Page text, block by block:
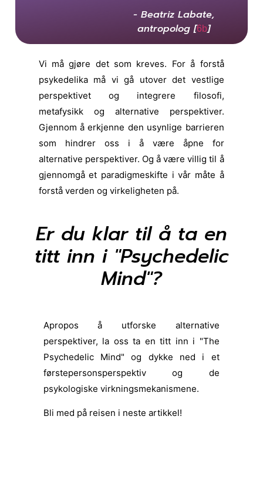
- Beatriz Labate,
antropolog [6b]
Vi må gjøre det som kreves. For å forstå
psykedelika må vi gå utover det vestlige
perspektivet og integrere filosofi,
metafysikk og alternative perspektiver.
Gjennom å erkjenne den usynlige barrieren
som hindrer oss i å være åpne for
alternative perspektiver. Og å være villig til å
gjennomgå et paradigmeskifte i vår måte å
forstå verden og virkeligheten på.
Er du klar til å ta en
titt inn i "Psychedelic
Mind"?
Apropos å utforske alternative
perspektiver, la oss ta en titt inn i "The
Psychedelic Mind" og dykke ned i et
førstepersonsperspektiv og de
psykologiske virkningsmekanismene.
Bli med på reisen i neste artikkel!